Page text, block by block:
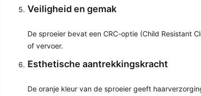
Veiligheid en gemak
De sproeier bevat een CRC-optie (Child Resistant
of vervoer.
Esthetische aantrekkingskracht
De oranje kleur van de sproeier geeft